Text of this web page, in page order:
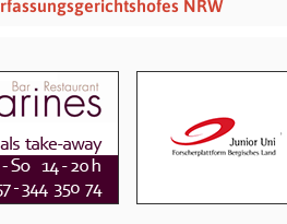
NRW